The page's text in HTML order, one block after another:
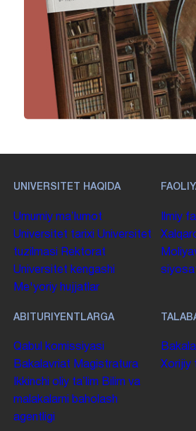
UNIVERSITET HAQIDA
Umumiy maʼlumot
Universitet tarixi Universitet
tuzilmasi Rektorat
Universitet kengashi
Me'yoriy hujjatlar
Ilmiy
ABITURIYENTLARGA
Qabul komissiyasi
Bakalavriat Magistratura
Ikkinchi oliy taʼlim Bilim va
malakalarni baholash
agentligi
Xorijiy